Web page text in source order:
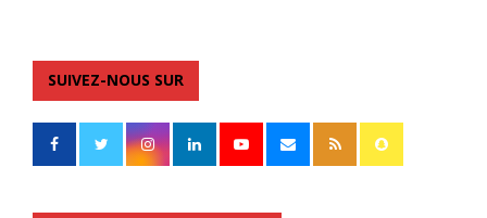
SUIVEZ-NOUS SUR